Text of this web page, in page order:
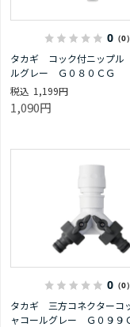
0 （0）
タカギ コック付ニップ
ルグレー Ｇ０８０ＣＧ
1,199円
1,090円
0 （0）
タカギ 三方コネクター
ャコールグレー Ｇ０９９